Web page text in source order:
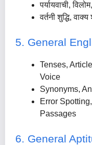
पर्यायवाची,
वर्तनी शुद्धि,
5. General
Tenses,
Voice
Synonyms,
Error
Passages
6. General